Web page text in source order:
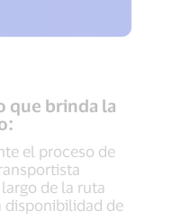
que brinda la
el proceso de
de la ruta
disponibilidad de